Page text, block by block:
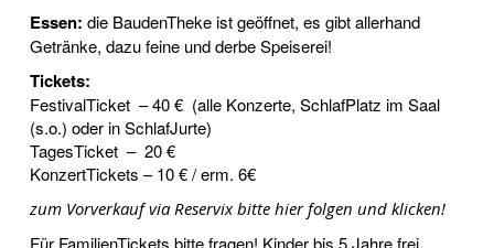
Essen: die BaudenTheke ist geöffnet, es gibt allerhand
Getränke, dazu feine und derbe Speiserei!
Tickets:
FestivalTicket – 40 € (alle Konzerte, SchlafPlatz im Saal
(s.o.) oder in SchlafJurte)
TagesTicket – 20 €
KonzertTickets – 10 € / erm. 6€
zum Vorverkauf via Reservix bitte hier folgen und klicken!
Für FamilienTickets bitte fragen! Kinder bis 5 Jahre frei,